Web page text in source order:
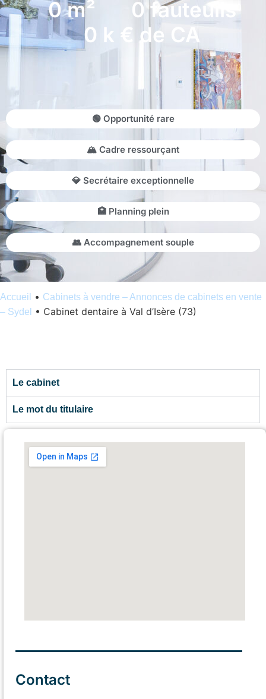
0m² 0fauteuils
0 k € de CA
🟢 Opportunité rare
🏔 Cadre ressourçant
💎 Secrétaire exceptionnelle
🏥 Planning plein
👥 Accompagnement souple
Accueil • Cabinets à vendre – Annonces de cabinets en vente
– Sydel
• Cabinet dentaire à Val d’Isère (73)
Le cabinet
Le mot du titulaire
Contact